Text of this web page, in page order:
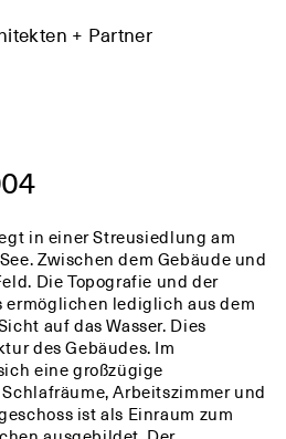
+ Partner
in einer Streusiedlung am
Zwischen dem Gebäude und
Die Topografie und der
lediglich aus dem
auf das Wasser. Dies
des Gebäudes. Im
eine großzügige
Arbeitszimmer und
ist als Einraum zum